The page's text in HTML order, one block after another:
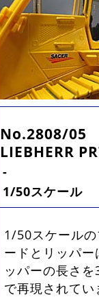
No.2808/05
LIEBHERR
-
1/50スケール
1/50スケール
ードとリッパ
ッパーの長さ
で再現されて